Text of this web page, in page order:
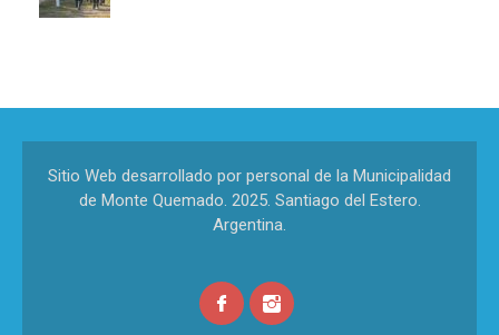
Sitio Web desarrollado por personal de la Municipalidad
de Monte Quemado. 2025. Santiago del Estero.
Argentina.